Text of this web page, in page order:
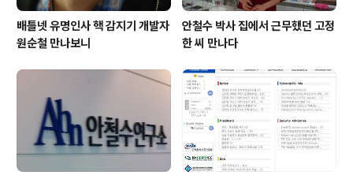
배틀넷 유명인사 핵 감지기 개발자
원순철 만나보니
안철수 박사 집에서 근무했던 고정
한 씨 만나다